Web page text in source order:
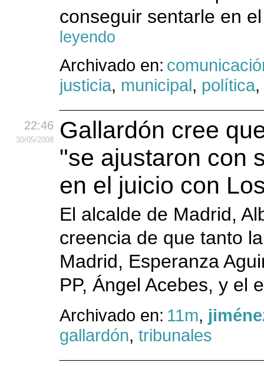
conseguir sentarle en
leyendo
Archivado en:
justicia, municipal, política,
22:46
30/05/2008
Gallardón cree
"se ajustaron con
en el juicio con
El alcalde de Madrid,
creencia de que tanto
Madrid, Esperanza
PP, Ángel Acebes, y el
Archivado en: 11m,
gallardón, tribunales